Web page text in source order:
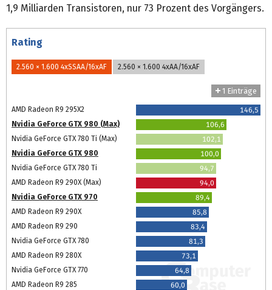
1,9 Milliarden Transistoren, nur 73 Prozent des Vorgängers.
Rating
2.560 × 1.600 4xSSAA/16xAF 2.560 × 1.600 4xAA/16xAF
1 Einträge
AMD Radeon R9 295X2
146,5
Nvidia GeForce GTX 980 (Max)
106,6
Nvidia GeForce GTX 780 Ti (Max)
102,1
Nvidia GeForce GTX 980
100,0
Nvidia GeForce GTX 780 Ti
94,7
AMD Radeon R9 290X (Max)
94,0
Nvidia GeForce GTX 970
89,4
AMD Radeon R9 290X
85,8
AMD Radeon R9 290
83,4
Nvidia GeForce GTX 780
81,3
AMD Radeon R9 280X
73,1
Nvidia GeForce GTX 770
64,8
AMD Radeon R9 285
60,0